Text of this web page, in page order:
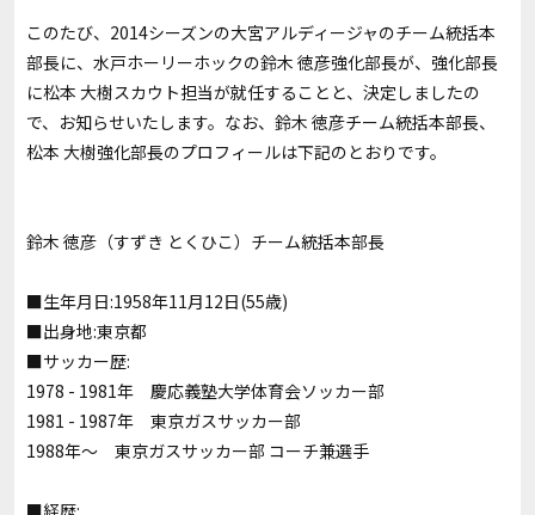
このたび、2014シーズンの大宮アルディージャのチーム統括本
部長に、水戸ホーリーホックの鈴木 徳彦強化部長が、強化部長
に松本 大樹スカウト担当が就任することと、決定しましたの
で、お知らせいたします。なお、鈴木 徳彦チーム統括本部長、
松本 大樹強化部長のプロフィールは下記のとおりです。
鈴木 徳彦（すずき とくひこ）チーム統括本部長
■生年月日:1958年11月12日(55歳)
■出身地:東京都
■サッカー歴:
1978 - 1981年 慶応義塾大学体育会ソッカー部
1981 - 1987年 東京ガスサッカー部
1988年～ 東京ガスサッカー部 コーチ兼選手
■経歴: